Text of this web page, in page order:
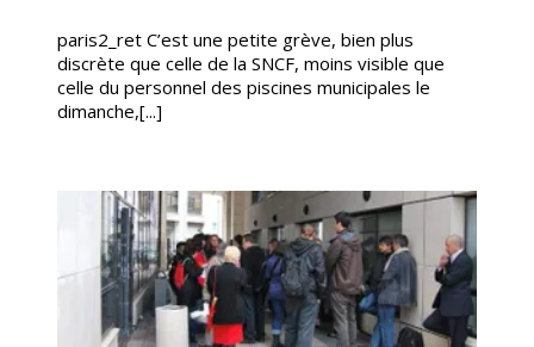
paris2_ret C’est une petite grève, bien plus
discrète que celle de la SNCF, moins visible que
celle du personnel des piscines municipales le
dimanche,[...]